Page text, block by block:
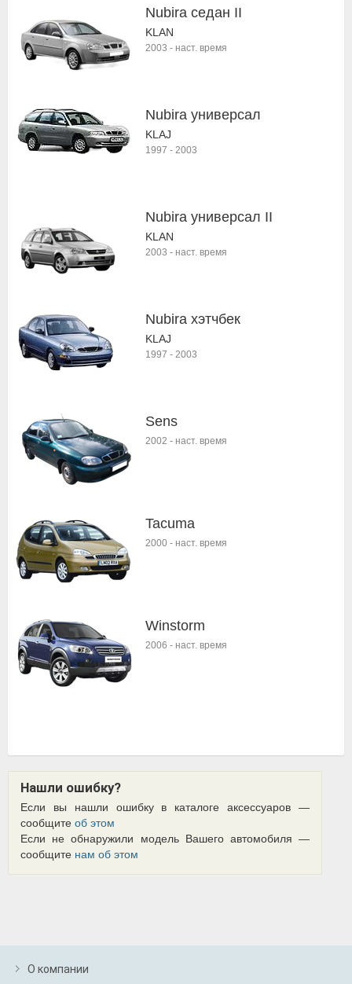
Nubira седан II
KLAN
2003 - наст. время
Nubira универсал
KLAJ
1997 - 2003
Nubira универсал II
KLAN
2003 - наст. время
Nubira хэтчбек
KLAJ
1997 - 2003
Sens
2002 - наст. время
Tacuma
2000 - наст. время
Winstorm
2006 - наст. время
Нашли ошибку?
Если вы нашли ошибку в каталоге аксессуаров —
сообщите об этом
Если не обнаружили модель Вашего автомобиля —
сообщите нам об этом
О компании